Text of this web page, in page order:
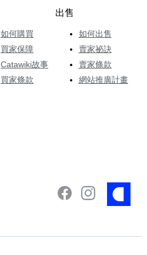
如何購買
買家保障
Catawiki故事
買家條款
出售
如何出售
賣家祕訣
賣家條款
網站推廣計畫